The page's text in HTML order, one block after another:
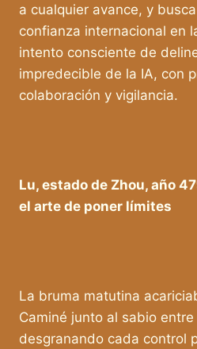
a cualquier avance, y
confianza internacional en
intento consciente de
impredecible de la IA, con
colaboración y vigilancia.
Lu, estado de Zhou, año
el arte de poner límites
La bruma matutina
Caminé junto al sabio
desgranando cada control